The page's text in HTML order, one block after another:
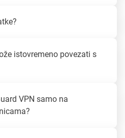
istovremeno povezati s
VPN samo na